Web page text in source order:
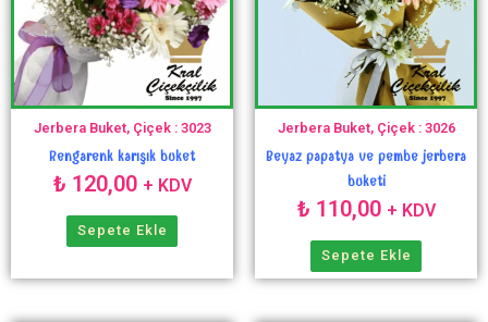
Jerbera Buket, Çiçek : 3023
Rengarenk karışık buket
₺ 120,00 + KDV
Sepete Ekle
Jerbera Buket, Çiçek : 3026
Beyaz papatya ve pembe jerbera
buketi
₺ 110,00 + KDV
Sepete Ekle